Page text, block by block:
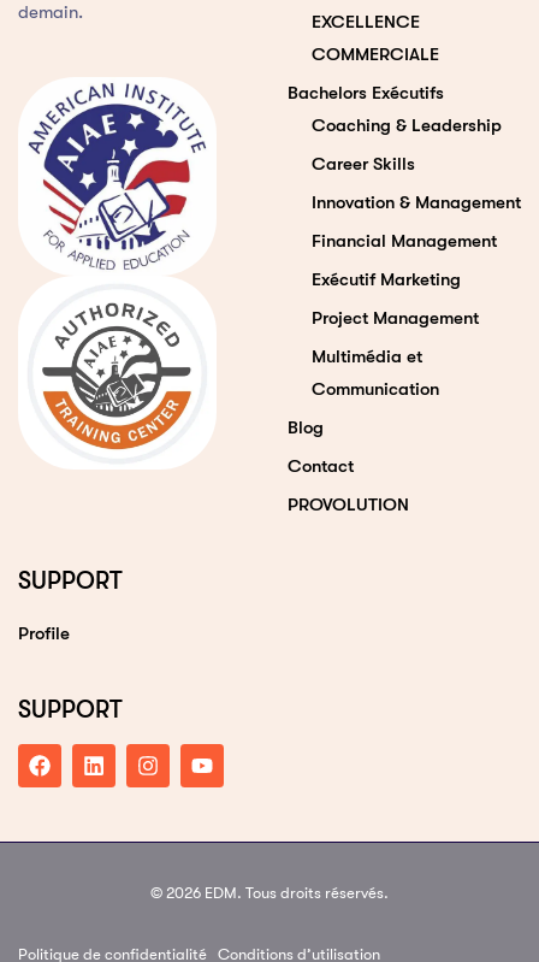
demain.
EXCELLENCE
COMMERCIALE
Bachelors Exécutifs
Coaching & Leadership
Career Skills
Innovation & Management
Financial Management
Exécutif Marketing
Project Management
Multimédia et
Communication
Blog
Contact
PROVOLUTION
SUPPORT
Profile
SUPPORT
© 2026 EDM. Tous droits réservés.
Politique de confidentialité Conditions d’utilisation